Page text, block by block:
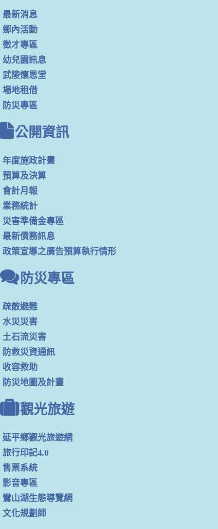
最新消息
鄉內活動
徵才專區
幼兒園訊息
武陵懷恩堂
場地租借
防災專區
公開資訊
年度施政計畫
預算及決算
會計月報
業務統計
災害準備金專區
最新債務訊息
政策宣導之廣告預算執行情形
防災專區
疏散避難
水災災害
土石流災害
防救災資通訊
收容救助
防災地圖及計畫
觀光旅遊
延平鄉觀光旅遊網
旅行印記4.0
售票系統
影音專區
鸞山湖生態導覽網
文化規劃師